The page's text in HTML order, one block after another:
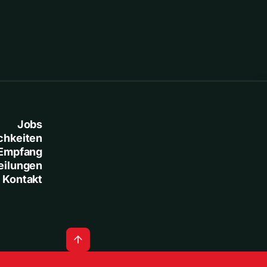
Jobs
Kontakt